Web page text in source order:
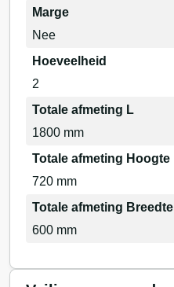
Marge
Nee
Hoeveelheid
2
Totale afmeting L
1800 mm
Totale afmeting Hoogte
720 mm
Totale afmeting Breedte
600 mm